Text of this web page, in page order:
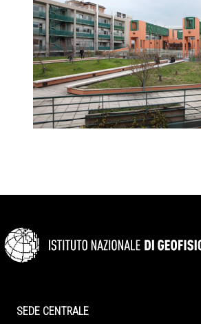
SEDE CENTRALE